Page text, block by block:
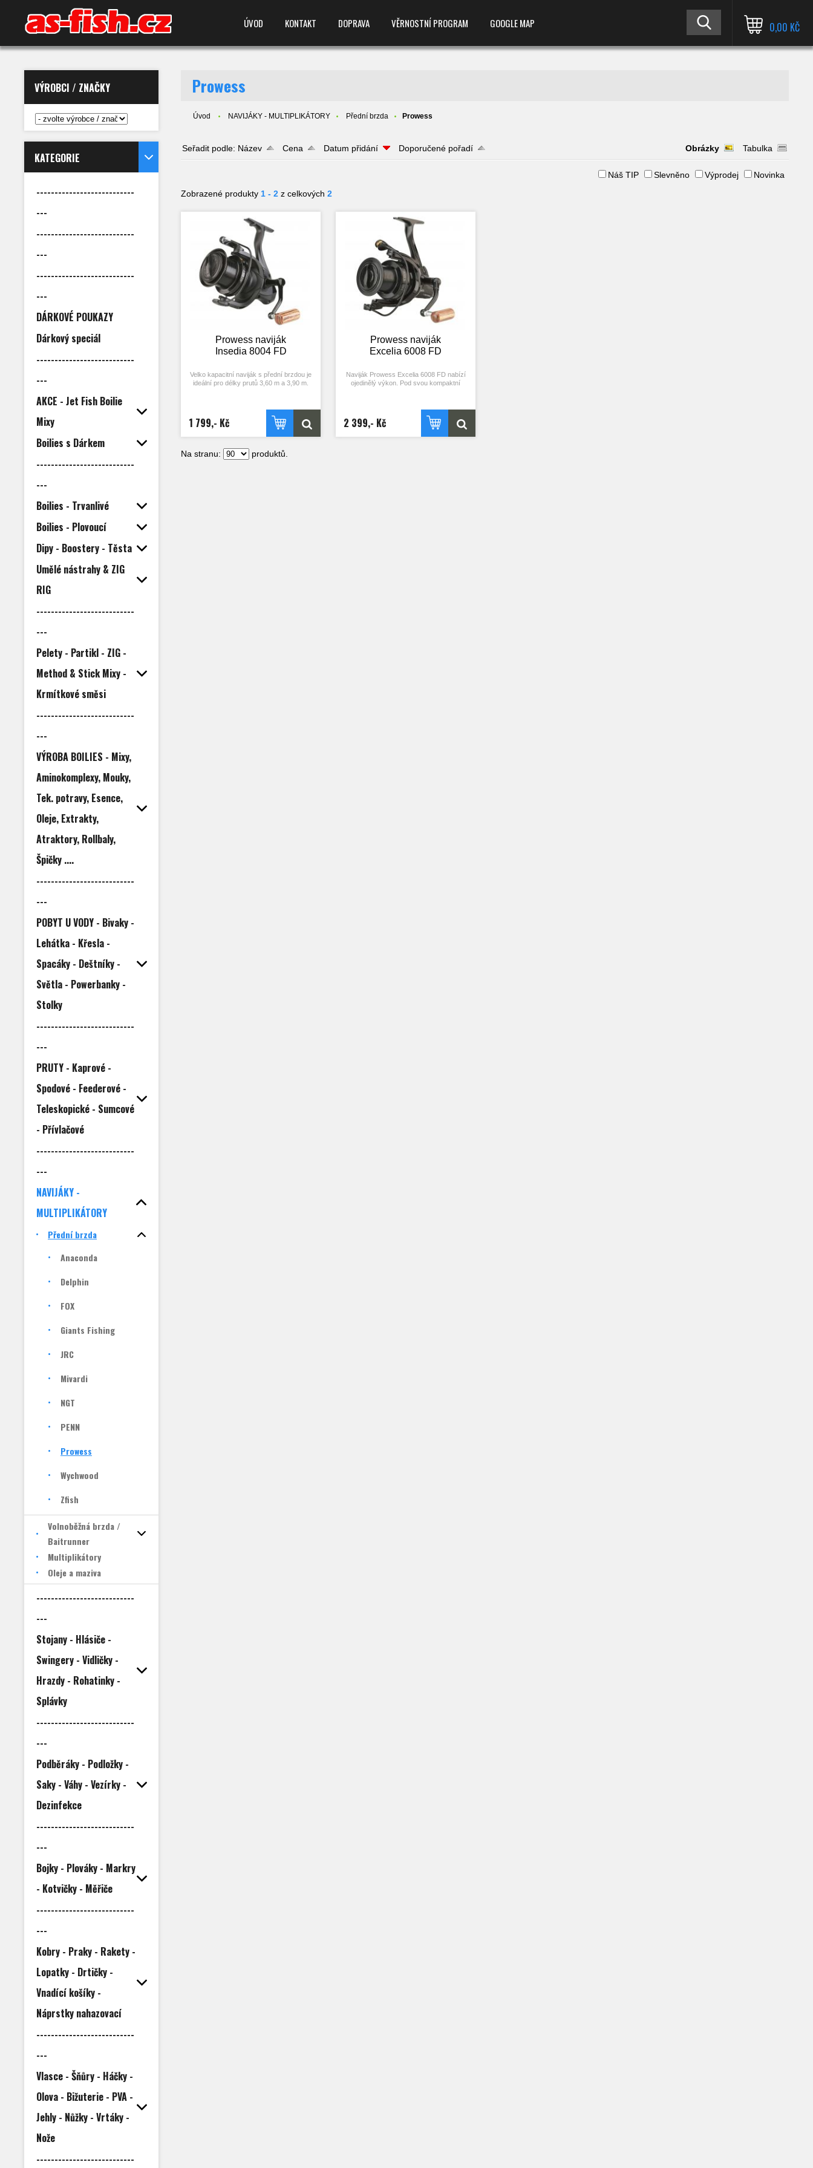
ÚVOD KONTAKT DOPRAVA VĚRNOSTNÍ PROGRAM GOOGLE MAP 0,00 KČ
VÝROBCI / ZNAČKY
KATEGORIE
---------------------------
---
---------------------------
---
---------------------------
---
DÁRKOVÉ POUKAZY
Dárkový speciál
---------------------------
---
AKCE - Jet Fish Boilie
Mixy
Boilies s Dárkem
---------------------------
---
Boilies - Trvanlivé
Boilies - Plovoucí
Dipy - Boostery - Těsta
Umělé nástrahy & ZIG
RIG
---------------------------
---
Pelety - Partikl - ZIG -
Method & Stick Mixy -
Krmítkové směsi
---------------------------
---
VÝROBA BOILIES - Mixy,
Aminokomplexy, Mouky,
Tek. potravy, Esence,
Oleje, Extrakty,
Atraktory, Rollbaly,
Špičky ....
---------------------------
---
POBYT U VODY - Bivaky -
Lehátka - Křesla -
Spacáky - Deštníky -
Světla - Powerbanky -
Stolky
---------------------------
---
PRUTY - Kaprové -
Spodové - Feederové -
Teleskopické - Sumcové
- Přívlačové
---------------------------
---
NAVIJÁKY -
MULTIPLIKÁTORY
Přední brzda
Anaconda
Delphin
FOX
Giants Fishing
JRC
Mivardi
NGT
PENN
Prowess
Wychwood
Zfish
Volnoběžná brzda /
Baitrunner
Multiplikátory
Oleje a maziva
---------------------------
---
Stojany - Hlásiče -
Swingery - Vidličky -
Hrazdy - Rohatinky -
Splávky
---------------------------
---
Podběráky - Podložky -
Saky - Váhy - Vezírky -
Dezinfekce
---------------------------
---
Bojky - Plováky - Markry
- Kotvičky - Měřiče
---------------------------
---
Kobry - Praky - Rakety -
Lopatky - Drtičky -
Vnadící košíky -
Náprstky nahazovací
---------------------------
---
Vlasce - Šňůry - Háčky -
Olova - Bižuterie - PVA -
Jehly - Nůžky - Vrtáky -
Nože
---------------------------
Prowess
Úvod NAVIJÁKY - MULTIPLIKÁTORY Přední brzda Prowess
Seřadit podle: Název Cena Datum přidání Doporučené pořadí Obrázky Tabulka
Náš TIP Slevněno Výprodej
Novinka
Zobrazené produkty 1 - 2 z celkových2
Prowess naviják
Insedia 8004 FD
Velko kapacitní naviják s přední brzdou je
ideální pro délky prutů 3,60 m a 3,90 m.
doplněn dřevenou rukojetí je krásným a
zároveň plně funkčním navijákem pro vaše
- kompaktní naviják
- 4 kuličková ložiska
1 799,- Kč
Prowess naviják
Excelia 6008 FD
Naviják Prowess Excelia 6008 FD nabízí
ojedinělý výkon. Pod svou kompaktní
Vysoko profilová cívka a dva kovové klipy
na vlasec z něj dělají skvělý nástroj pro
2 399,- Kč
Na stranu: produktů.